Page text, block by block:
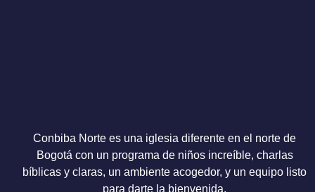
Conbiba Norte es una iglesia diferente en el norte de
Bogotá con un programa de niños increíble, charlas
bíblicas y claras, un ambiente acogedor, y un equipo listo
para darte la bienvenida.